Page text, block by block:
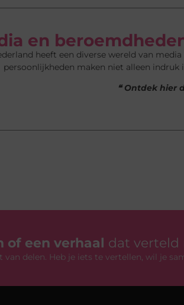
en
heeft een diverse wereld van
persoonlijkheden maken niet alleen
❝ Ontdek hier
of een verhaal dat verteld
delen. Heb je iets te vertellen, wil je